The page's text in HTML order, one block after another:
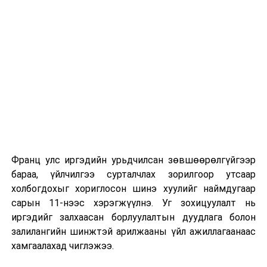
2026 оны 9 дүгээр сарын 13-наас оюутнуудыг
дотуур байранд оруулж эхэлнэ.
Сургууль, цэцэрлэгийн үйл ажиллагааны
зохицуулалт
2026 оны 8 дугаар сарын 17–28-ны өдрүүдэд
Франц улс иргэдийн урьдчилсан зөвшөөрөлгүйгээр
бараа, үйлчилгээ сурталчлах зорилгоор утсаар
холбогдохыг хориглосон шинэ хуулийг наймдугаар
сарын 11-нээс хэрэгжүүлнэ. Уг зохицуулалт нь
иргэдийг залхаасан борлуулалтын дуудлага болон
залилангийн шинжтэй арилжааны үйл ажиллагаанаас
хамгаалахад чиглэжээ.